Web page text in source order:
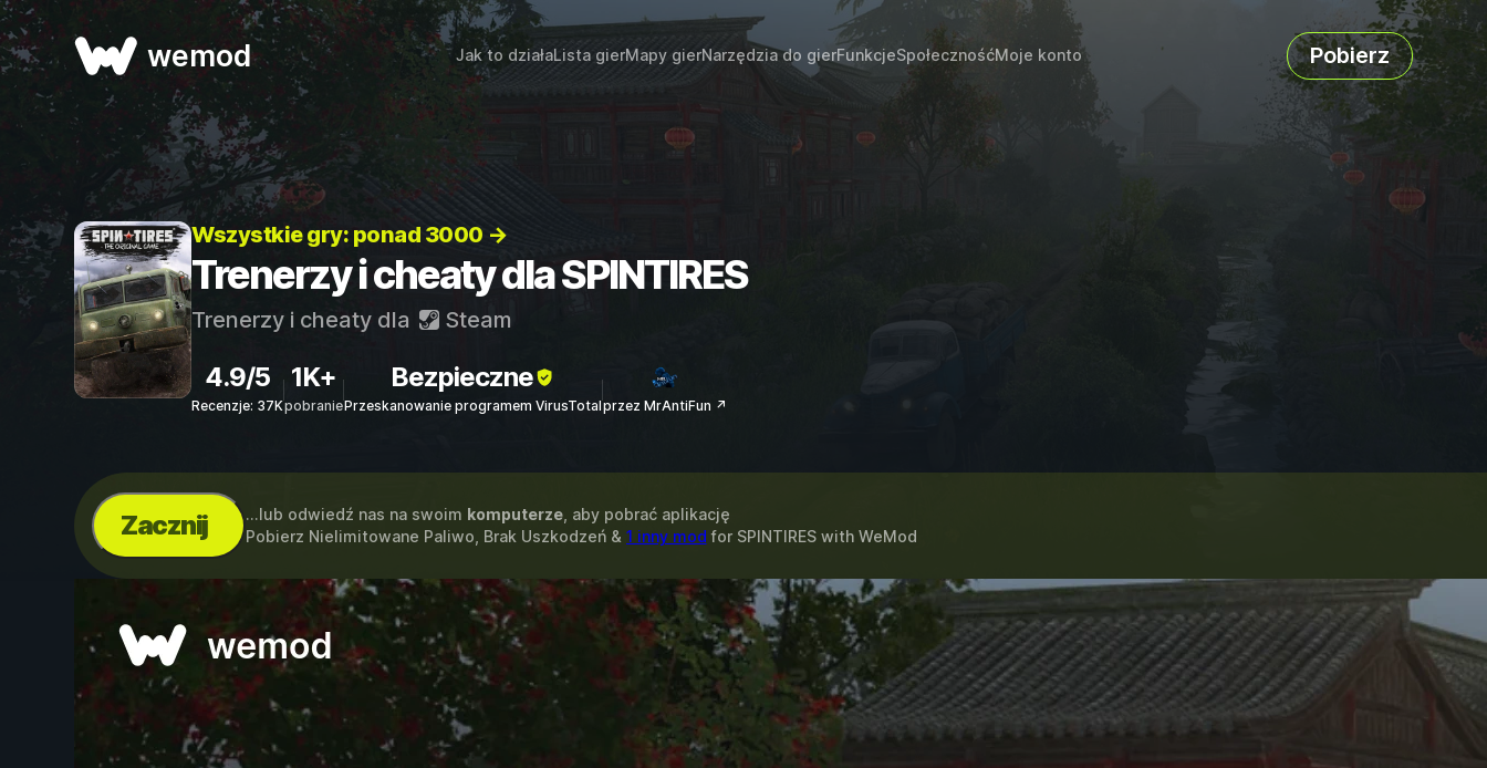
wemod Jak to działaLista gierMapy gierNarzędzia do gierFunkcjeSpołecznośćMoje konto Pobierz
Wszystkie gry: ponad 3000 →
Trenerzy i cheaty dla SPINTIRES
Trenerzy i cheaty dla Steam
4.9/5
Recenzje: 37K
1K+
pobranie
Bezpieczne
Przeskanowanie programem VirusTotalprzez MrAntiFun ↗
Zacznij ...lub odwiedź nas na swoim komputerze, aby pobrać aplikację
Pobierz Nielimitowane Paliwo, Brak Uszkodzeń & 1 inny mod for SPINTIRESwith WeMod